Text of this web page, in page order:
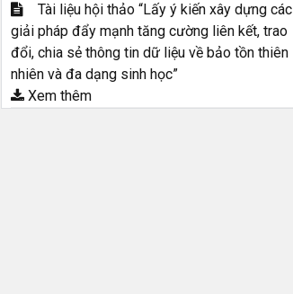
Tài liệu hội thảo “Lấy ý kiến xây dựng các
giải pháp đẩy mạnh tăng cường liên kết, trao
đổi, chia sẻ thông tin dữ liệu về bảo tồn thiên
nhiên và đa dạng sinh học”
Xem thêm